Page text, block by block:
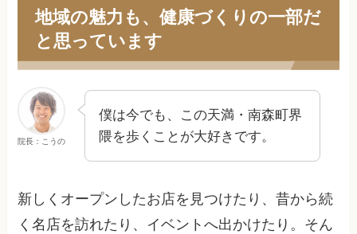
地域の魅力も、健康づくりの一部だ
と思っています
院長：こうの
僕は今でも、この天満・南森町界
隈を歩くことが大好きです。
新しくオープンしたお店を見つけたり、昔から続
く名店を訪れたり、イベントへ出かけたり。そん